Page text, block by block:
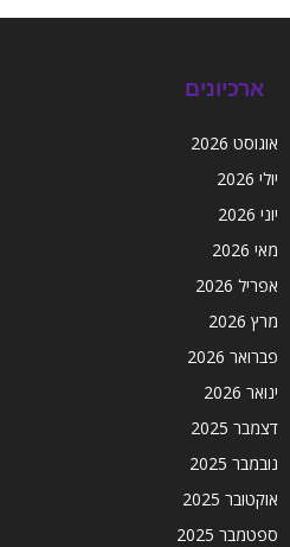
ארכיונים
אוגוסט 2026
יולי 2026
יוני 2026
מאי 2026
אפריל 2026
מרץ 2026
פברואר 2026
ינואר 2026
דצמבר 2025
נובמבר 2025
אוקטובר 2025
ספטמבר 2025